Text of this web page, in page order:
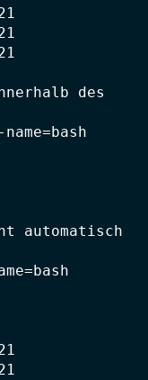
des
automatisch